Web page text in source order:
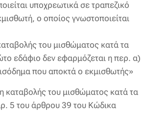
υποχρεωτικά σε τραπεζικό
ο οποίος γνωστοποιείται
του μισθώματος κατά τα
εδάφιο δεν εφαρμόζεται η περ. α)
που αποκτά ο εκμισθωτής»
καταβολής του μισθώματος κατά τα
5 του άρθρου 39 του Κώδικα